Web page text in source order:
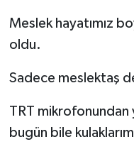
Meslek hayatımız
oldu.
Sadece meslektaş
TRT mikrofonundan
bugün bile